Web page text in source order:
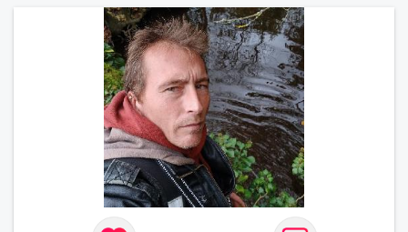
d'argent, sous quelque prétexte que ce soit. Si votre
objectif est de demander une aide financière ou de
profiter de la générosité des autres, nous perdrons
tous les deux notre temps. Si, en revanche, vous
recherchez une relation honnête, basée sur la
confiance, le respect et la bienveillance, ce sera
avec plaisir que nous pourrons faire connaissance.